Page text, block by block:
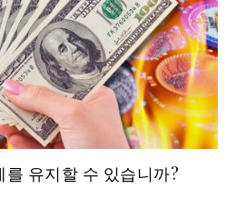
유지할 수 있습니까?